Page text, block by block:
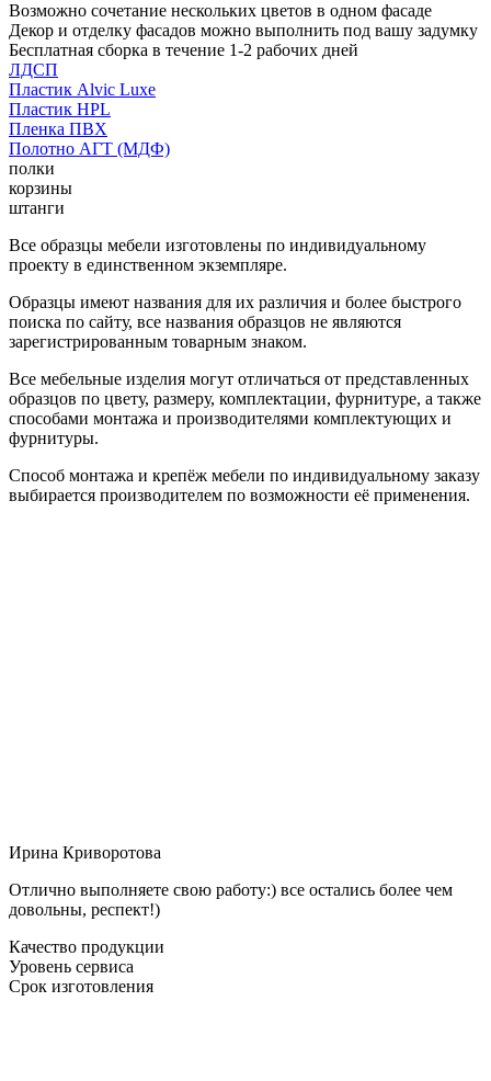
Возможно сочетание нескольких цветов в одном фасаде
Декор и отделку фасадов можно выполнить под вашу задумку
Бесплатная сборка в течение 1-2 рабочих дней
ЛДСП
Пластик Alvic Luxe
Пластик HPL
Пленка ПВХ
Полотно АГТ (МДФ)
полки
корзины
штанги
Все образцы мебели изготовлены по индивидуальному
проекту в единственном экземпляре.
Образцы имеют названия для их различия и более быстрого
поиска по сайту, все названия образцов не являются
зарегистрированным товарным знаком.
Все мебельные изделия могут отличаться от представленных
образцов по цвету, размеру, комплектации, фурнитуре, а также
способами монтажа и производителями комплектующих и
фурнитуры.
Способ монтажа и крепёж мебели по индивидуальному заказу
выбирается производителем по возможности её применения.
Ирина Криворотова
Отлично выполняете свою работу:) все остались более чем
довольны, респект!)
Качество продукции
Уровень сервиса
Срок изготовления